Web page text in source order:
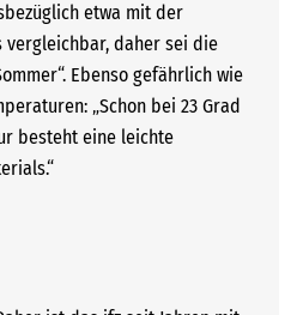
etwa mit der
vergleichbar, daher sei die
Ebenso gefährlich wie
„Schon bei 23 Grad
besteht eine leichte